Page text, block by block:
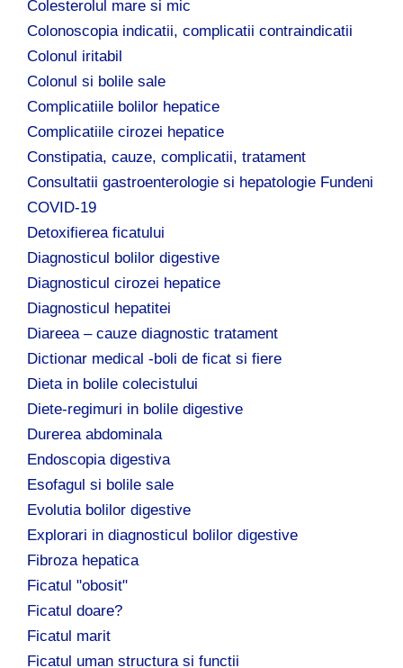
Colesterolul mare si mic
Colonoscopia indicatii, complicatii contraindicatii
Colonul iritabil
Colonul si bolile sale
Complicatiile bolilor hepatice
Complicatiile cirozei hepatice
Constipatia, cauze, complicatii, tratament
Consultatii gastroenterologie si hepatologie Fundeni
COVID-19
Detoxifierea ficatului
Diagnosticul bolilor digestive
Diagnosticul cirozei hepatice
Diagnosticul hepatitei
Diareea – cauze diagnostic tratament
Dictionar medical -boli de ficat si fiere
Dieta in bolile colecistului
Diete-regimuri in bolile digestive
Durerea abdominala
Endoscopia digestiva
Esofagul si bolile sale
Evolutia bolilor digestive
Explorari in diagnosticul bolilor digestive
Fibroza hepatica
Ficatul "obosit"
Ficatul doare?
Ficatul marit
Ficatul uman structura si functii